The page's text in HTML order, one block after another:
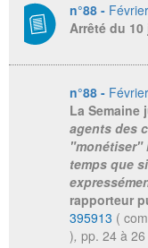
n°88 -
Arrêté du 10
n°88 -
La Semaine
agents des
"monétiser"
temps que
rapporteur
395913 (
), pp. 24 à 26